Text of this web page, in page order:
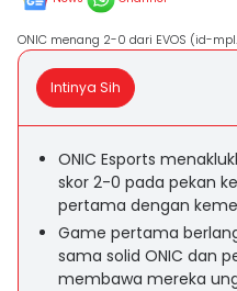
ONIC menang 2-0 dari EVOS (id-
Intinya Sih
ONIC Esports
skor 2-0 pada pekan
pertama dengan
Game pertama
sama solid ONIC dan
membawa mereka